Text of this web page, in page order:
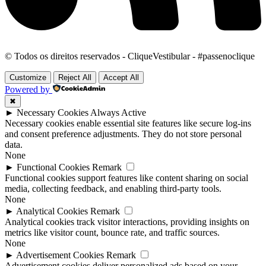
© Todos os direitos reservados - CliqueVestibular - #passenoclique
Customize Reject All Accept All
Powered by
✖
► Necessary Cookies Always Active
Necessary cookies enable essential site features like secure log-ins
and consent preference adjustments. They do not store personal
data.
None
► Functional Cookies Remark
Functional cookies support features like content sharing on social
media, collecting feedback, and enabling third-party tools.
None
► Analytical Cookies Remark
Analytical cookies track visitor interactions, providing insights on
metrics like visitor count, bounce rate, and traffic sources.
None
► Advertisement Cookies Remark